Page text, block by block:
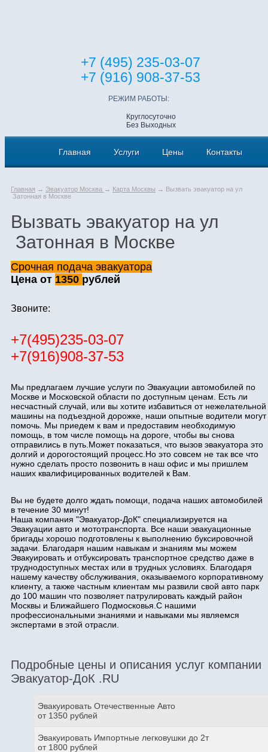
+7 (495) 235-03-07
+7 (916) 908-37-53
РЕЖИМ РАБОТЫ:
Круглосуточно
Без Выходных
Главная Услуги Цены Контакты
Главная → Эвакуатор Москва → Карта Москвы → Вызвать эвакуатор на ул
Затонная в Москве
Вызвать эвакуатор на ул
Затонная в Москве
Срочная подача эвакуатора
Цена от 1350 рублей
Звоните:
+7(495)235-03-07
+7(916)908-37-53
Мы предлагаем лучшие услуги по Эвакуации автомобилей по
Москве и Московской области по доступным ценам. Есть ли
несчастный случай, или вы хотите избавиться от нежелательной
машины на подъездной дорожке, наши опытные водители могут
помочь. Мы приедем к вам и предоставим необходимую
помощь, в том числе помощь на дороге, чтобы вы снова
отправились в путь.Может показаться, что вызов эвакуатора это
долгий и дорогостоящий процесс.Но это совсем не так все что
нужно сделать просто позвонить в наш офис и мы пришлем
наших квалифицированных водителей к Вам.
Вы не будете долго ждать помощи, подача наших автомобилей
в течение 30 минут!
Наша компания "Эвакуатор-ДоК" специализируется на
Эвакуации авто и мототранспорта. Все наши эвакуационные
бригады хорошо подготовлены к выполнению буксировочной
задачи. Благодаря нашим навыкам и знаниям мы можем
Эвакуировать и отбуксировать транспортное средство даже в
труднодоступных местах или в трудных условиях. Благодаря
нашему качеству обслуживания, оказываемого корпоративному
клиенту, а также частным клиентам мы развили свой авто парк
до 100 машин что позволяет патрулировать каждый район
Москвы и Ближайшего Подмосковья.С нашими
профессиональными знаниями и навыками мы являемся
экспертами в этой отрасли.
Подробные цены и описания услуг компании
Эвакуатор-ДоК .RU
Эвакуировать Отечественные Авто
от 1350 рублей
Эвакуировать Импортные легковушки до 2т
от 1800 рублей